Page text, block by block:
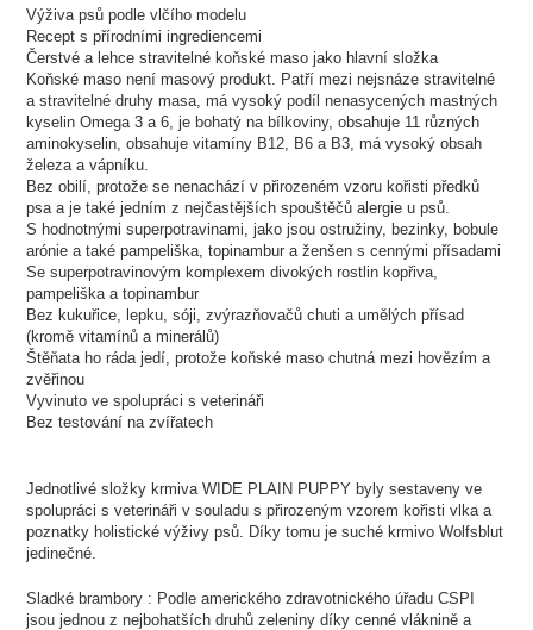
Výživa psů podle vlčího modelu
Recept s přírodními ingrediencemi
Čerstvé a lehce stravitelné koňské maso jako hlavní složka
Koňské maso není masový produkt. Patří mezi nejsnáze stravitelné
a stravitelné druhy masa, má vysoký podíl nenasycených mastných
kyselin Omega 3 a 6, je bohatý na bílkoviny, obsahuje 11 různých
aminokyselin, obsahuje vitamíny B12, B6 a B3, má vysoký obsah
železa a vápníku.
Bez obilí, protože se nenachází v přirozeném vzoru kořisti předků
psa a je také jedním z nejčastějších spouštěčů alergie u psů.
S hodnotnými superpotravinami, jako jsou ostružiny, bezinky, bobule
arónie a také pampeliška, topinambur a ženšen s cennými přísadami
Se superpotravinovým komplexem divokých rostlin kopřiva,
pampeliška a topinambur
Bez kukuřice, lepku, sóji, zvýrazňovačů chuti a umělých přísad
(kromě vitamínů a minerálů)
Štěňata ho ráda jedí, protože koňské maso chutná mezi hovězím a
zvěřinou
Vyvinuto ve spolupráci s veterináři
Bez testování na zvířatech
Jednotlivé složky krmiva WIDE PLAIN PUPPY byly sestaveny ve
spolupráci s veterináři v souladu s přirozeným vzorem kořisti vlka a
poznatky holistické výživy psů. Díky tomu je suché krmivo Wolfsblut
jedinečné.
Sladké brambory : Podle amerického zdravotnického úřadu CSPI
jsou jednou z nejbohatších druhů zeleniny díky cenné vláknině a